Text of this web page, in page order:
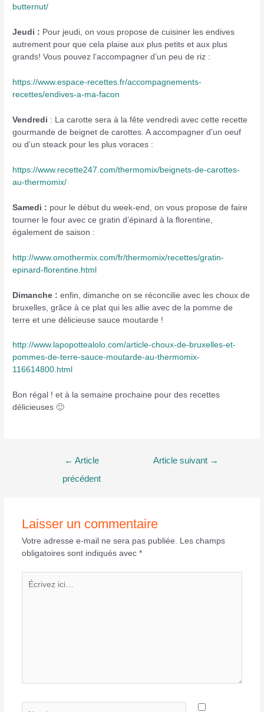
butternut/
Jeudi : Pour jeudi, on vous propose de cuisiner les endives
autrement pour que cela plaise aux plus petits et aux plus
grands! Vous pouvez l’accompagner d’un peu de riz :
https://www.espace-recettes.fr/accompagnements-
recettes/endives-a-ma-facon
Vendredi : La carotte sera à la fête vendredi avec cette recette
gourmande de beignet de carottes. A accompagner d’un oeuf
ou d’un steack pour les plus voraces :
https://www.recette247.com/thermomix/beignets-de-carottes-
au-thermomix/
Samedi : pour le début du week-end, on vous propose de faire
tourner le four avec ce gratin d’épinard à la florentine,
également de saison :
http://www.omothermix.com/fr/thermomix/recettes/gratin-
epinard-florentine.html
Dimanche : enfin, dimanche on se réconcilie avec les choux de
bruxelles, grâce à ce plat qui les allie avec de la pomme de
terre et une délicieuse sauce moutarde !
http://www.lapopottealolo.com/article-choux-de-bruxelles-et-
pommes-de-terre-sauce-moutarde-au-thermomix-
116614800.html
Bon régal ! et à la semaine prochaine pour des recettes
délicieuses 🙂
← Article
précédent
Article suivant →
Laisser un commentaire
Votre adresse e-mail ne sera pas publiée. Les champs
obligatoires sont indiqués avec *
ici…